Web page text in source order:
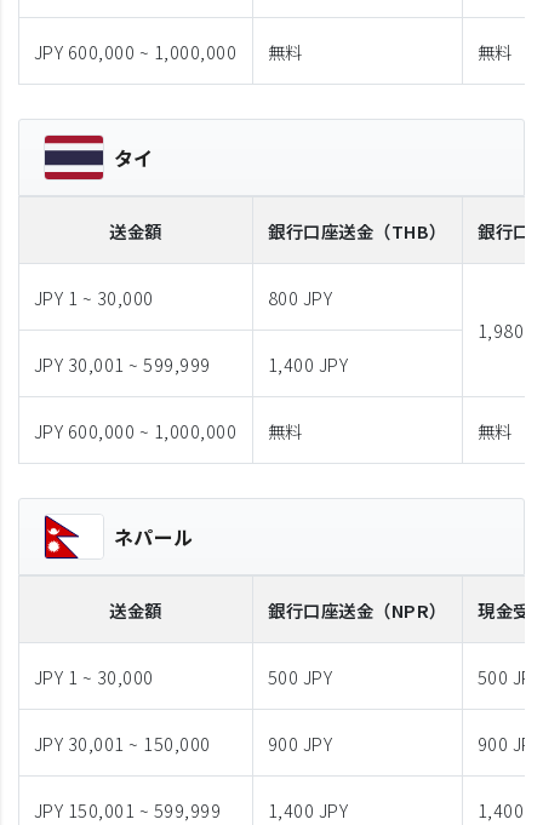
JPY 600,000 ~ 1,000,000 無料 無料
タイ
送金額 銀行口座送金 （THB） 銀行口
JPY 1 ~ 30,000
800 JPY
1,980
JPY 30,001 ~ 599,999
1,400 JPY
JPY 600,000 ~ 1,000,000 無料 無料
ネパール
送金額 銀行口座送金 （NPR） 現金受
JPY 1 ~ 30,000 500 JPY 500 JPY
JPY 30,001 ~ 150,000 900 JPY 900 JPY
JPY 150,001 ~ 599,999 1,400 JPY 1,400